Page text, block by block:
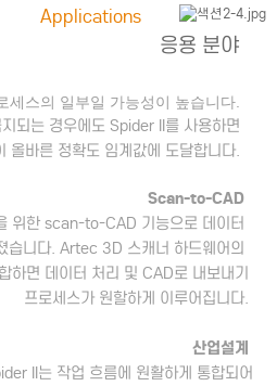
Applications
응용 분야
세스의 일부일 가능성이 높습니다.
지되는 경우에도 Spider II를 사용하면
올바른 정확도 임계값에 도달합니다.
Scan-to-CAD
위한 scan-to-CAD 기능으로 데이터
습니다. Artec 3D 스캐너 하드웨어의
하면 데이터 처리 및 CAD로 내보내기
프로세스가 원할하게 이루어집니다.
산업설계
II는 작업 흐름에 원활하게 통합되어